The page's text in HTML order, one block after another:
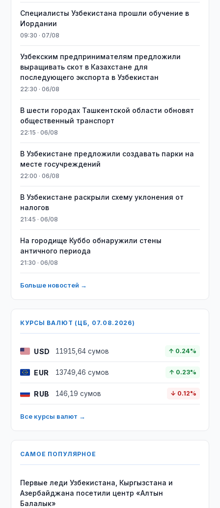
Специалисты Узбекистана прошли обучение в
Иордании
09:30 · 07/08
Узбекским предпринимателям предложили
выращивать скот в Казахстане для
последующего экспорта в Узбекистан
22:30 · 06/08
В шести городах Ташкентской области обновят
общественный транспорт
22:15 · 06/08
В Узбекистане предложили создавать парки на
месте госучреждений
22:00 · 06/08
В Узбекистане раскрыли схему уклонения от
налогов
21:45 · 06/08
На городище Куббо обнаружили стены
античного периода
21:30 · 06/08
Больше новостей →
КУРСЫ ВАЛЮТ (ЦБ, 07.08.2026)
USD 11915,64 сумов ↑ 0.24%
EUR 13749,46 сумов ↑ 0.23%
RUB 146,19 сумов ↓ 0.12%
Все курсы валют →
САМОЕ ПОПУЛЯРНОЕ
Первые леди Узбекистана, Кыргызстана и
Азербайджана посетили центр «Алтын
Балалык»